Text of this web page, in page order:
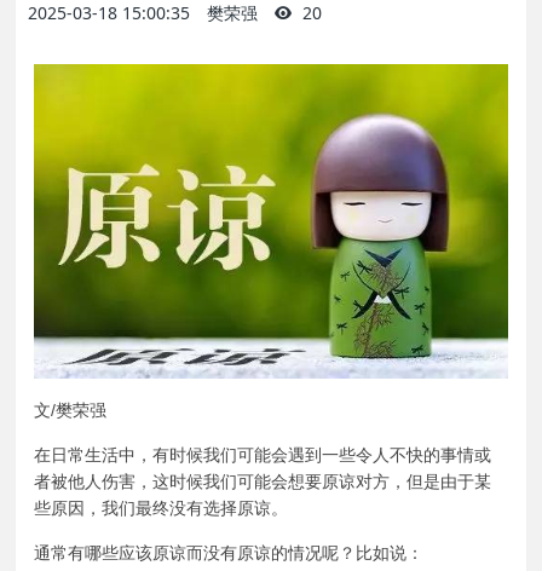
2025-03-18 15:00:35 樊荣强 20
文/樊荣强
在日常生活中，有时候我们可能会遇到一些令人不快的事情或
者被他人伤害，这时候我们可能会想要原谅对方，但是由于某
些原因，我们最终没有选择原谅。
通常有哪些应该原谅而没有原谅的情况呢？比如说：